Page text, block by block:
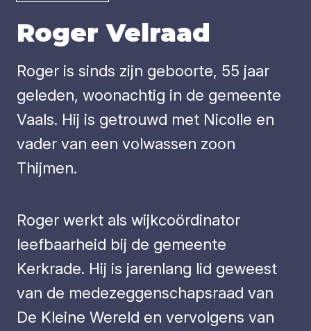
Roger Velraad
Roger is sinds zijn geboorte, 55 jaar
geleden, woonachtig in de gemeente
Vaals. Hij is getrouwd met Nicolle en
vader van een volwassen zoon
Thijmen.
Roger werkt als wijkcoördinator
leefbaarheid bij de gemeente
Kerkrade. Hij is jarenlang lid geweest
van de medezeggenschapsraad van
De Kleine Wereld en vervolgens van